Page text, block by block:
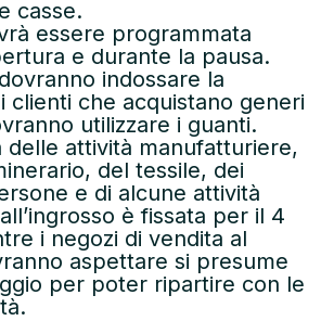
casse.
essere programmata
e durante la pausa.
indossare la
clienti che acquistano generi
utilizzare i guanti.
delle attività manufatturiere,
del tessile, dei
e di alcune attività
è fissata per il 4
i negozi di vendita al
aspettare si presume
per poter ripartire con le